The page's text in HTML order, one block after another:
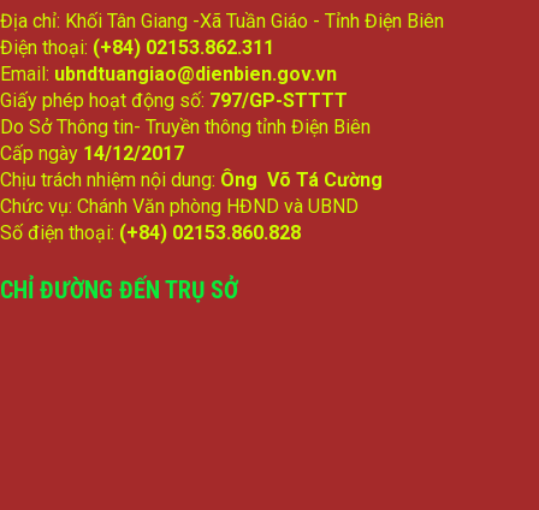
Địa chỉ: Khối Tân Giang -Xã Tuần Giáo - Tỉnh Điện Biên
Điện thoại: (+84) 02153.862.311
Email: ubndtuangiao@dienbien.gov.vn
Giấy phép hoạt động số: 797/GP-STTTT
Do Sở Thông tin- Truyền thông tỉnh Điện Biên
Cấp ngày 14/12/2017
Chịu trách nhiệm nội dung: Ông Võ Tá Cường
Chức vụ: Chánh Văn phòng HĐND và UBND
Số điện thoại: (+84) 02153.860.828
CHỈ ĐƯỜNG ĐẾN TRỤ SỞ